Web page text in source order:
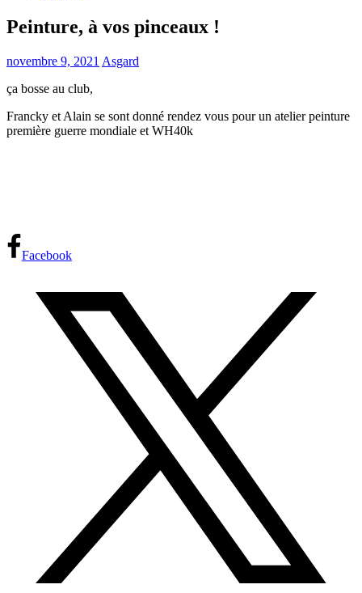
Peinture, à vos pinceaux !
novembre 9, 2021 Asgard
ça bosse au club,
Francky et Alain se sont donné rendez vous pour un atelier peinture
première guerre mondiale et WH40k
Facebook